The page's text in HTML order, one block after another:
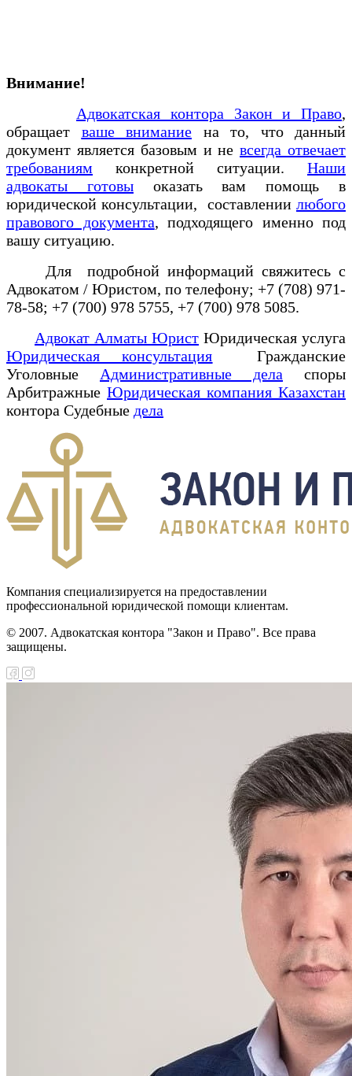
Внимание!
Адвокатская контора Закон и Право,
обращает ваше внимание на то, что данный
документ является базовым и невсегда отвечает
требованиям конкретной ситуации. Наши
адвокаты готовыоказать вам помощь в
юридической консультации, составлении любого
правового документа, подходящего именно под
вашу ситуацию.
Для подробной информаций свяжитесь с
Адвокатом / Юристом, по телефону; +7 (708) 971-
78-58; +7 (700) 978 5755, +7 (700) 978 5085.
Адвокат Алматы Юрист Юридическая услуга
Юридическая консультация Гражданские
Уголовные Административные дела споры
Арбитражные Юридическая компания Казахстан
контора Судебные дела
Компания специализируется на предоставлении
профессиональной юридической помощи клиентам.
© 2007. Адвокатская контора "Закон и Право". Все права
защищены.